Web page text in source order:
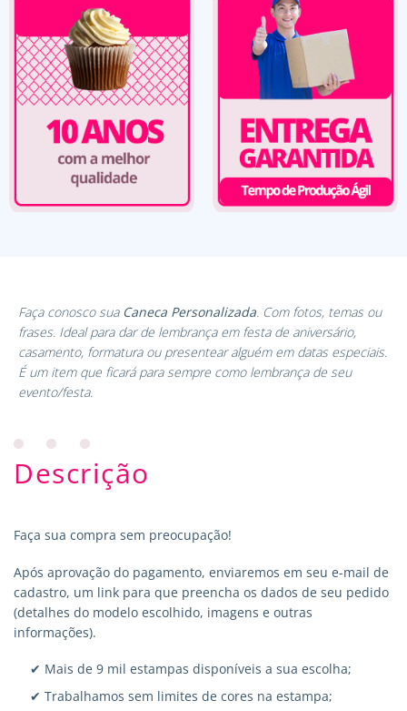
Faça conosco sua Caneca Personalizada. Com fotos, temas ou
frases. Ideal para dar de lembrança em festa de aniversário,
casamento, formatura ou presentear alguém em datas especiais.
É um item que ficará para sempre como lembrança de seu
evento/festa.
Descrição
Faça sua compra sem preocupação!
Após aprovação do pagamento, enviaremos em seu e-mail de
cadastro, um link para que preencha os dados de seu pedido
(detalhes do modelo escolhido, imagens e outras
informações).
✔ Mais de 9 mil estampas disponíveis a sua escolha;
✔ Trabalhamos sem limites de cores na estampa;